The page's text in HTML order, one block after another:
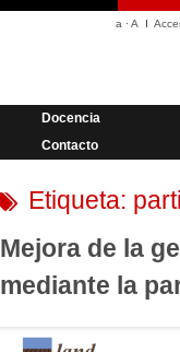
a ·A
Docencia
Contacto
Etiqueta:
Mejora de la
mediante la